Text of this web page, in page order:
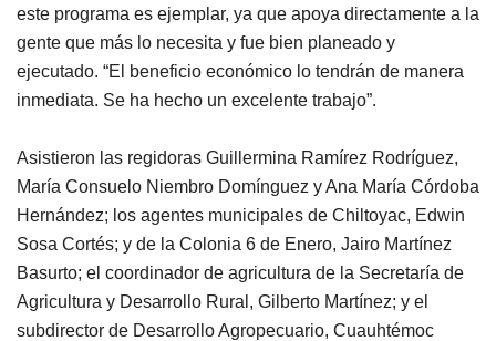
este programa es ejemplar, ya que apoya directamente a la
gente que más lo necesita y fue bien planeado y
ejecutado. “El beneficio económico lo tendrán de manera
inmediata. Se ha hecho un excelente trabajo”.
Asistieron las regidoras Guillermina Ramírez Rodríguez,
María Consuelo Niembro Domínguez y Ana María Córdoba
Hernández; los agentes municipales de Chiltoyac, Edwin
Sosa Cortés; y de la Colonia 6 de Enero, Jairo Martínez
Basurto; el coordinador de agricultura de la Secretaría de
Agricultura y Desarrollo Rural, Gilberto Martínez; y el
subdirector de Desarrollo Agropecuario, Cuauhtémoc